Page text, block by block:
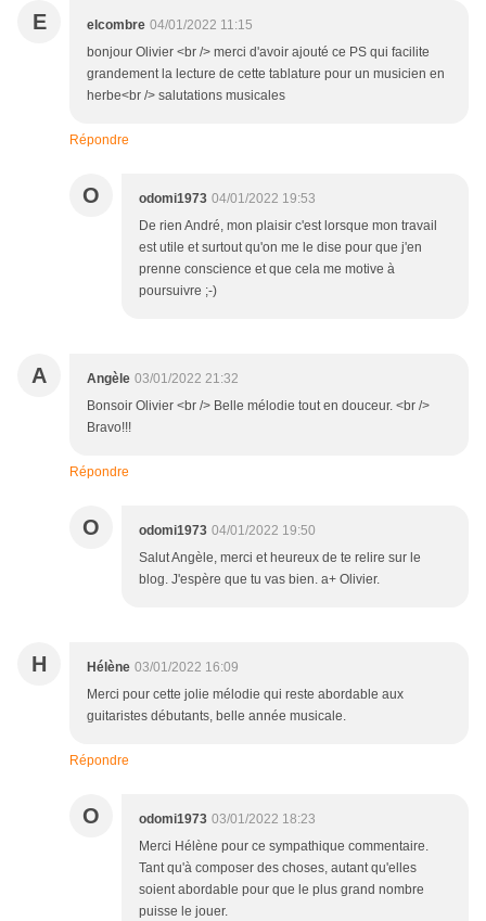
E elcombre 04/01/2022 11:15
bonjour Olivier <br /> merci d'avoir ajouté ce PS qui facilite
grandement la lecture de cette tablature pour un musicien en
herbe<br /> salutations musicales
Répondre
O odomi1973 04/01/2022 19:53
De rien André, mon plaisir c'est lorsque mon travail
est utile et surtout qu'on me le dise pour que j'en
prenne conscience et que cela me motive à
poursuivre ;-)
A Angèle 03/01/2022 21:32
Bonsoir Olivier <br /> Belle mélodie tout en douceur. <br />
Bravo!!!
Répondre
O odomi1973 04/01/2022 19:50
Salut Angèle, merci et heureux de te relire sur le
blog. J'espère que tu vas bien. a+ Olivier.
H Hélène 03/01/2022 16:09
Merci pour cette jolie mélodie qui reste abordable aux
guitaristes débutants, belle année musicale.
Répondre
O odomi1973 03/01/2022 18:23
Merci Hélène pour ce sympathique commentaire.
Tant qu'à composer des choses, autant qu'elles
soient abordable pour que le plus grand nombre
puisse le jouer.